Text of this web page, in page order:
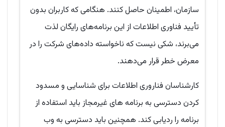
سازمان، اطمینان حاصل کنند. هنگامی که کاربران بدون
تأیید فناوری اطلاعات از این برنامه‌های رایگان لذت
می‌برند، شکی نیست که ناخواسته داده‌های شرکت را در
معرض خطر قرار می‌دهند.
کارشناسان فناروری اطلاعات برای شناسایی و مسدود
کردن دسترسی به برنامه های غیرمجاز باید استفاده از
برنامه را ردیابی کند. همچنین باید دسترسی به وب